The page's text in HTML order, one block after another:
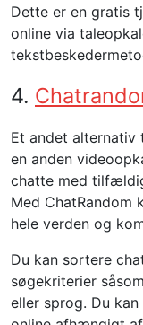
Dette er en gratis
online via
4.
Et andet alternativ
en anden
chatte med
Med ChatRandom
hele verden og
Du kan sortere
søgekriterier
eller sprog. Du